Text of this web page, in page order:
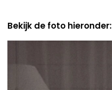
Bekijk de foto hieronder: